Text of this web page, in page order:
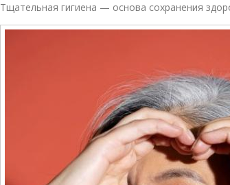
Тщательная гигиена — основа сохранения